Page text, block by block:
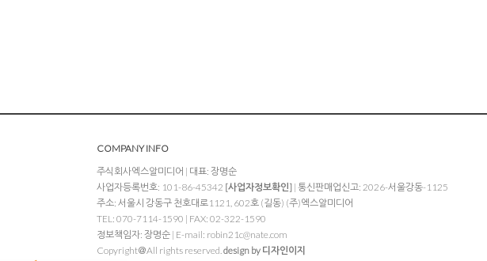
COMPANY INFO
주식회사엑스알미디어 | 대표: 장명순
사업자등록번호: 101-86-45342 [사업자정보확인] | 통신판매업신고: 2026-서울강동-1125
주소: 서울시 강동구 천호대로1121, 602호 (길동) (주)엑스알미디어
TEL: 070-7114-1590 | FAX: 02-322-1590
정보책임자: 장명순 | E-mail: robin21c@nate.com
Copyright＠All rights reserved.design by 디자인이지